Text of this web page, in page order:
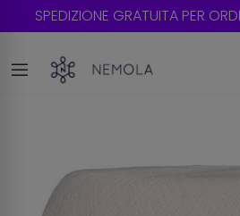
SPEDIZIONE GRATUITA PER